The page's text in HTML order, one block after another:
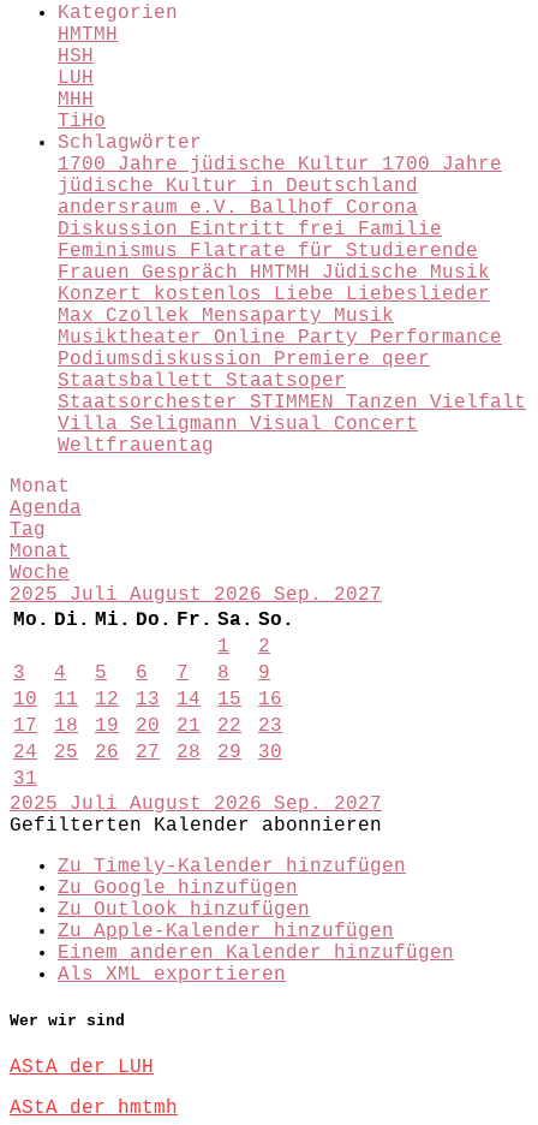
Kategorien
HMTMH
HSH
LUH
MHH
TiHo
Schlagwörter
1700 Jahre jüdische Kultur 1700 Jahre
jüdische Kultur in Deutschland
andersraum e.V. Ballhof Corona
Diskussion Eintritt frei Familie
Feminismus Flatrate für Studierende
Frauen Gespräch HMTMH Jüdische Musik
Konzert kostenlos Liebe
Liebeslieder
Max Czollek Mensaparty Musik
Musiktheater Online Party Performance
Podiumsdiskussion Premiere qeer
Staatsballett Staatsoper
Staatsorchester STIMMEN Tanzen Vielfalt
Villa Seligmann Visual Concert
Weltfrauentag
Monat
Agenda
Tag
Monat
Woche
2025 Juli August 2026 Sep. 2027
Mo. Di. Mi. Do. Fr. Sa. So.
1
2
3
4 5 6 7 8
9
10
11 12 13 14 15
16
17
18 19 20 21 22
23
24
25 26 27 28 29
30
31
2025 Juli August 2026 Sep. 2027
Gefilterten Kalender abonnieren
Zu Timely-Kalender hinzufügen
Zu Google hinzufügen
Zu Outlook hinzufügen
Zu Apple-Kalender hinzufügen
Einem anderen Kalender hinzufügen
Als XML exportieren
Wer wir sind
AStA der LUH
AStA der hmtmh